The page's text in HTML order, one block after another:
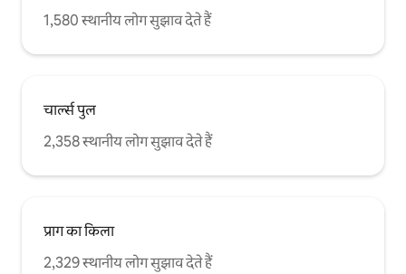
1,580 स्थानीय लोग सुझाव देते हैं
चार्ल्स पुल
2,358 स्थानीय लोग सुझाव देते हैं
प्राग का किला
2,329 स्थानीय लोग सुझाव देते हैं